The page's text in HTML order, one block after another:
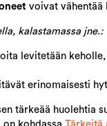
voivat vähentää
kalastamassa jne.:
levitetään
erinomaisesti
tärkeää huolehtia